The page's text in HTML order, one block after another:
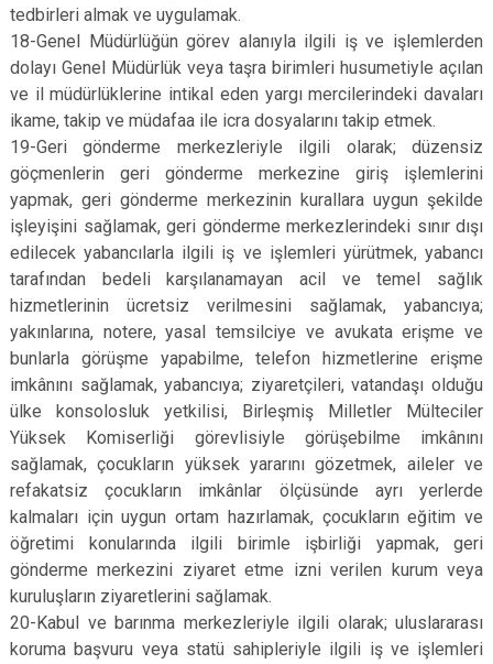
tedbirleri almak ve uygulamak.
18-Genel Müdürlüğün görev alanıyla ilgili iş ve işlemlerden
dolayı Genel Müdürlük veya taşra birimleri husumetiyle açılan
ve il müdürlüklerine intikal eden yargı mercilerindeki davaları
ikame, takip ve müdafaa ile icra dosyalarını takip etmek.
19-Geri gönderme merkezleriyle ilgili olarak; düzensiz
göçmenlerin geri gönderme merkezine giriş işlemlerini
yapmak, geri gönderme merkezinin kurallara uygun şekilde
işleyişini sağlamak, geri gönderme merkezlerindeki sınır dışı
edilecek yabancılarla ilgili iş ve işlemleri yürütmek, yabancı
tarafından bedeli karşılanamayan acil ve temel sağlık
hizmetlerinin ücretsiz verilmesini sağlamak, yabancıya;
yakınlarına, notere, yasal temsilciye ve avukata erişme ve
bunlarla görüşme yapabilme, telefon hizmetlerine erişme
imkânını sağlamak, yabancıya; ziyaretçileri, vatandaşı olduğu
ülke konsolosluk yetkilisi, Birleşmiş Milletler Mülteciler
Yüksek Komiserliği görevlisiyle görüşebilme imkânını
sağlamak, çocukların yüksek yararını gözetmek, aileler ve
refakatsiz çocukların imkânlar ölçüsünde ayrı yerlerde
kalmaları için uygun ortam hazırlamak, çocukların eğitim ve
öğretimi konularında ilgili birimle işbirliği yapmak, geri
gönderme merkezini ziyaret etme izni verilen kurum veya
kuruluşların ziyaretlerini sağlamak.
20-Kabul ve barınma merkezleriyle ilgili olarak; uluslararası
koruma başvuru veya statü sahipleriyle ilgili iş ve işlemleri